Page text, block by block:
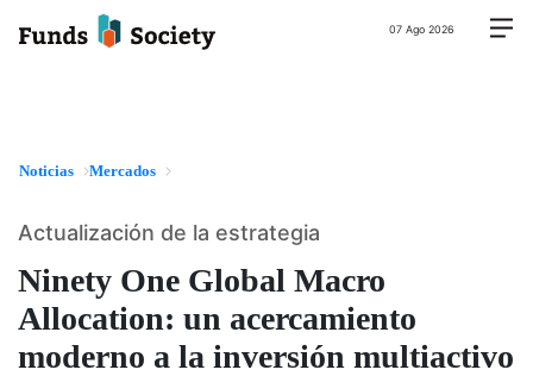
07 Ago 2026
Noticias Mercados
Ninety One Global Macro
Allocation: un acercamiento
moderno a la inversión multiactivo
Actualización de la estrategia